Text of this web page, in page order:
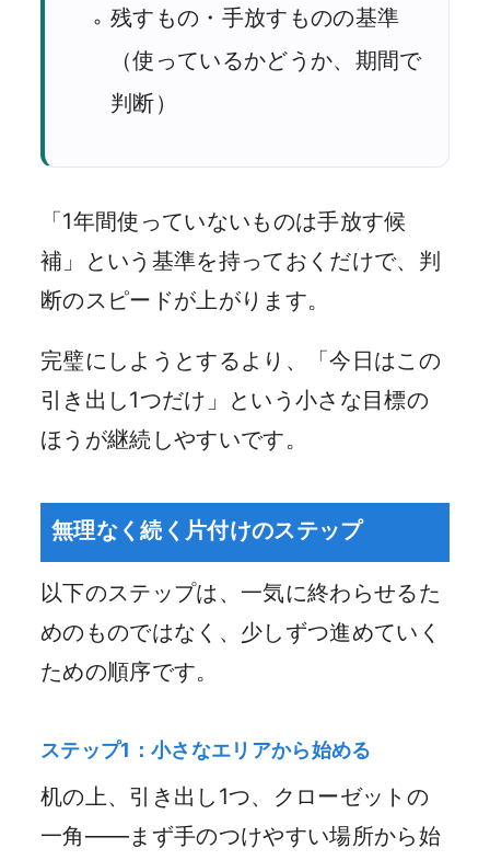
残すもの・手放すものの基準
（使っているかどうか、期間で
判断）
「1年間使っていないものは手放す候
補」という基準を持っておくだけで、判
断のスピードが上がります。
完璧にしようとするより、「今日はこの
引き出し1つだけ」という小さな目標の
ほうが継続しやすいです。
無理なく続く片付けのステップ
以下のステップは、一気に終わらせるた
めのものではなく、少しずつ進めていく
ための順序です。
ステップ1：小さなエリアから始める
机の上、引き出し1つ、クローゼットの
一角——まず手のつけやすい場所から始